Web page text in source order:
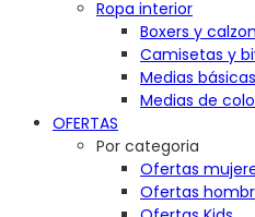
Ropa interior
Boxers y
Camisetas y
Medias
Medias de
OFERTAS
Por categoria
Ofertas
Ofertas